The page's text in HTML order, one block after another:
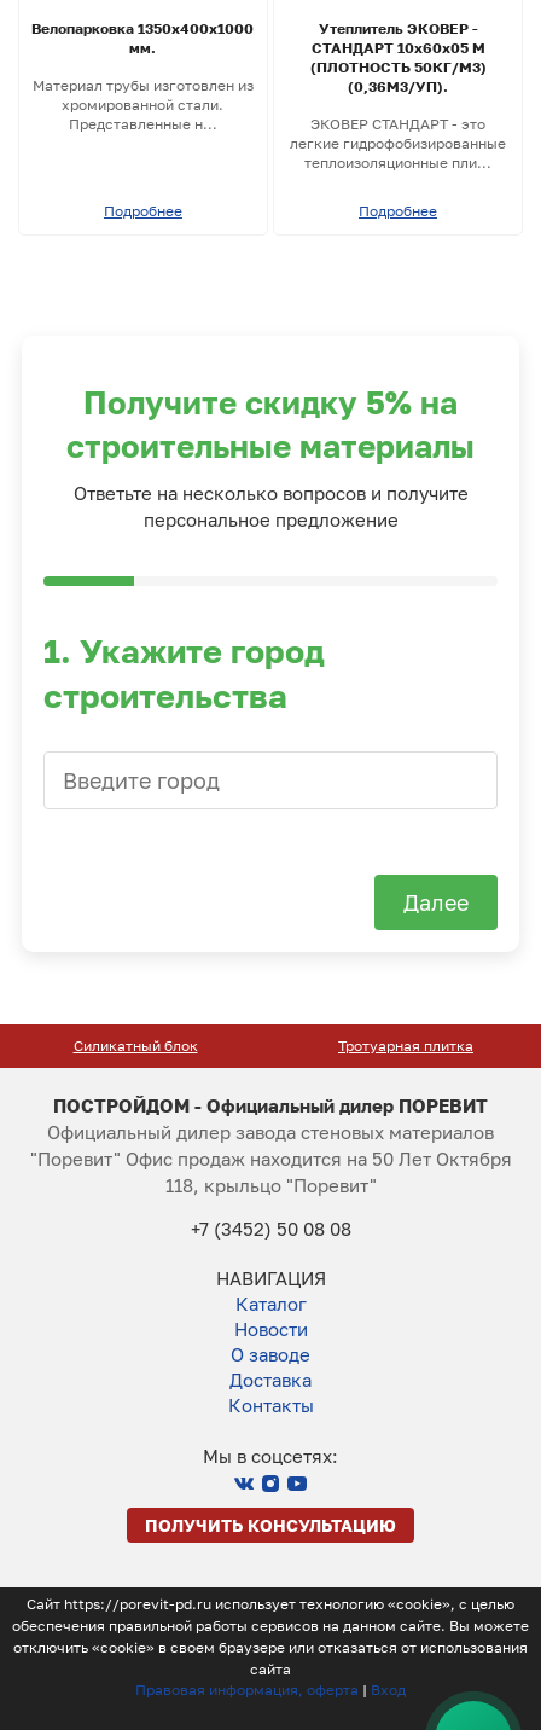
Велопарковка 1350х400х1000
мм.
Материал трубы изготовлен из
хромированной стали.
Представленные н...
Подробнее
Утеплитель ЭКОВЕР -
СТАНДАРТ 10х60х05 М
(ПЛОТНОСТЬ 50КГ/М3)
(0,36М3/УП).
ЭКОВЕР СТАНДАРТ - это
легкие гидрофобизированные
теплоизоляционные пли...
Подробнее
Получите скидку 5% на
строительные материалы
Ответьте на несколько вопросов и получите
персональное предложение
1. Укажите город
строительства
Далее
Силикатный блок Тротуарная плитка
ПОСТРОЙДОМ - Официальный дилер ПОРЕВИТ
Официальный дилер завода стеновых материалов
"Поревит" Офис продаж находится на 50 Лет Октября
118, крыльцо "Поревит"
+7 (3452) 50 08 08
НАВИГАЦИЯ
Каталог
Новости
О заводе
Доставка
Контакты
Мы в соцсетях:
ПОЛУЧИТЬ КОНСУЛЬТАЦИЮ
Сайт https://porevit-pd.ru использует технологию «cookie», с целью
обеспечения правильной работы сервисов на данном сайте. Вы можете
отключить «cookie» в своем браузере или отказаться от использования
сайта
Правовая информация, оферта | Вход